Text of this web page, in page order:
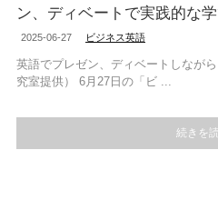
ン、ディベートで実践的な
2025-06-27 ビジネス英語
英語でプレゼン、ディベートしなが
究室提供） 6月27日の「ビ ...
続きを